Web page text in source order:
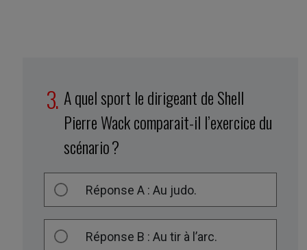
A quel sport le dirigeant de Shell
Pierre Wack comparait-il l’exercice du
scénario ?
Réponse A : Au judo.
Réponse B : Au tir à l’arc.